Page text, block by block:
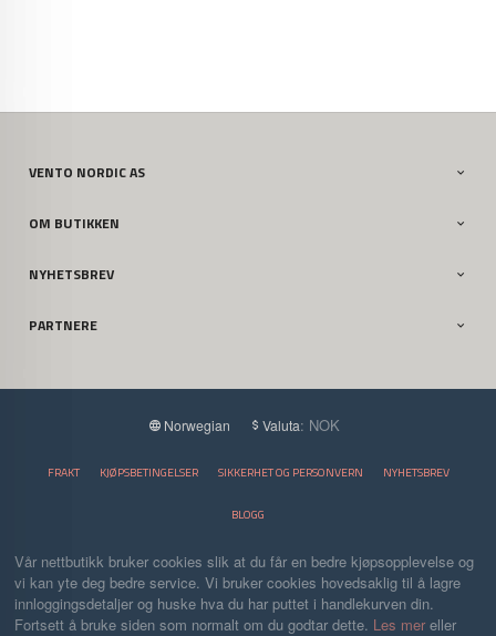
VENTO NORDIC AS
OM BUTIKKEN
NYHETSBREV
PARTNERE
Norwegian Valuta: NOK
FRAKT KJØPSBETINGELSER SIKKERHET OG PERSONVERN NYHETSBREV
BLOGG
Vår nettbutikk bruker cookies slik at du får en bedre kjøpsopplevelse og
vi kan yte deg bedre service. Vi bruker cookies hovedsaklig til å lagre
innloggingsdetaljer og huske hva du har puttet i handlekurven din.
Fortsett å bruke siden som normalt om du godtar dette. Les mer eller